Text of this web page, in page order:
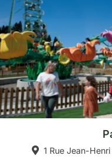
1 Rue Jean-